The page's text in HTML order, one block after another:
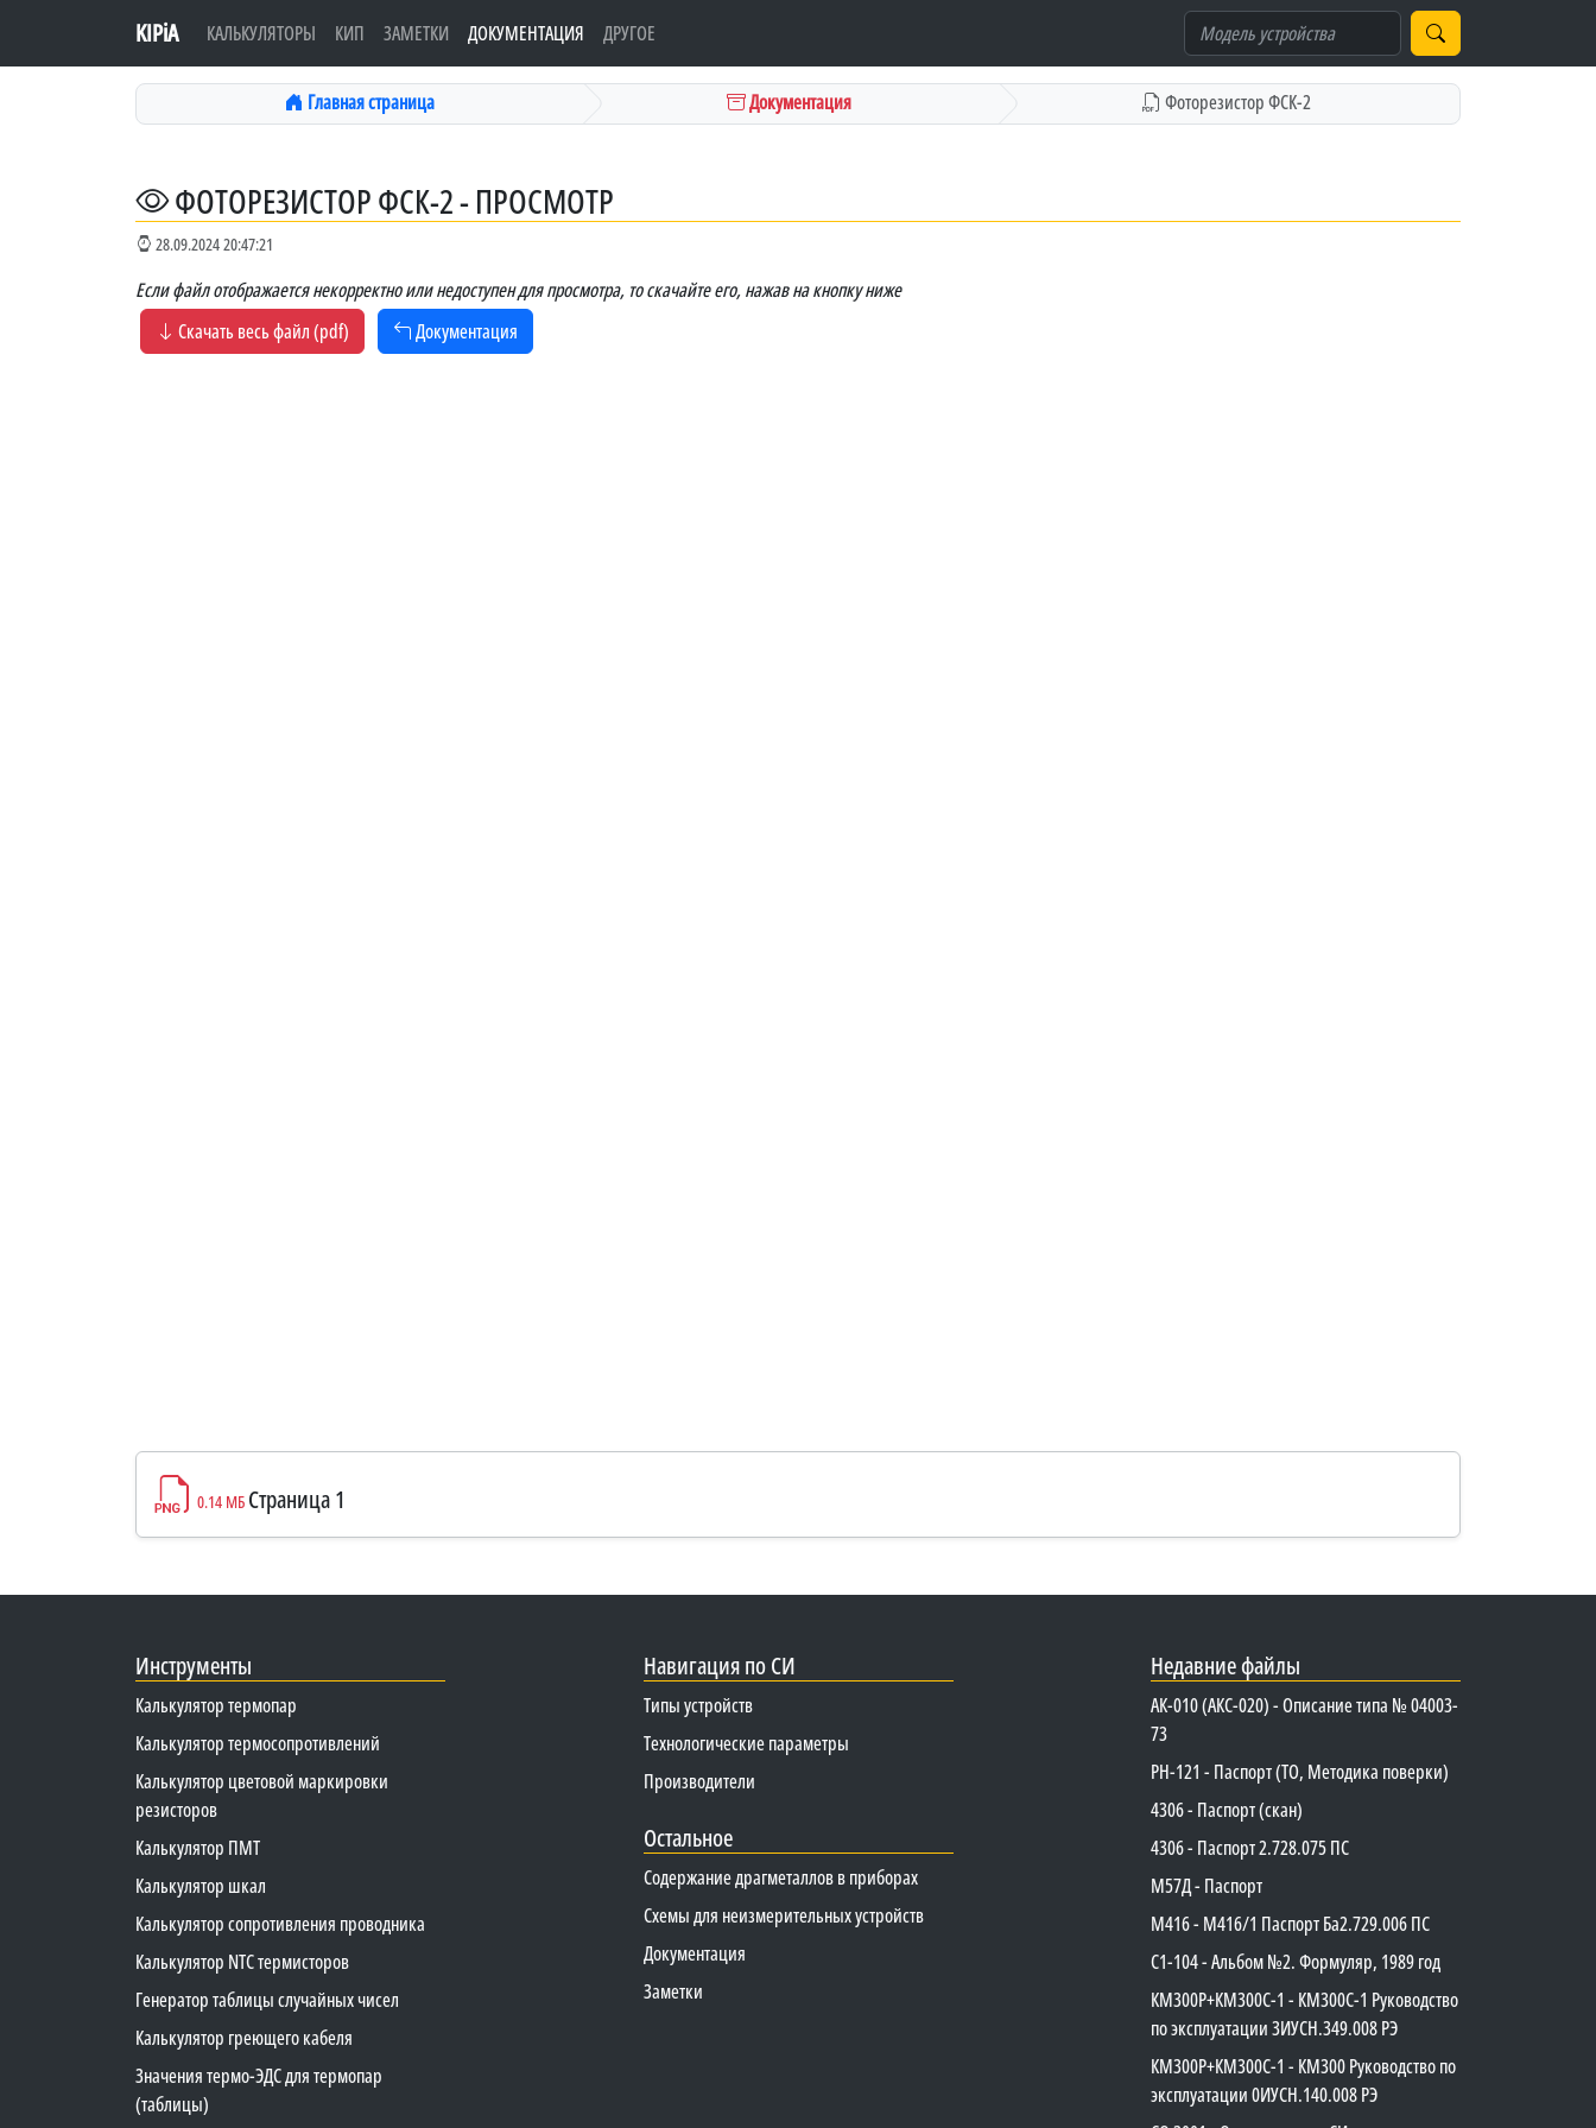
KIPiA КАЛЬКУЛЯТОРЫ КИП ЗАМЕТКИ ДОКУМЕНТАЦИЯ ДРУГОЕ
Главная страница Документация Фоторезистор ФСК-2
ФОТОРЕЗИСТОР ФСК-2 - ПРОСМОТР
28.09.2024 20:47:21
Если файл отображается некорректно или недоступен для просмотра, то скачайте его, нажав на кнопку ниже
Скачать весь файл (pdf)
Документация
0.14 МБ Страница 1
Инструменты
Калькулятор термопар
Калькулятор термосопротивлений
Калькулятор цветовой маркировки
резисторов
Калькулятор ПМТ
Калькулятор шкал
Калькулятор сопротивления проводника
Калькулятор NTC термисторов
Генератор таблицы случайных чисел
Калькулятор греющего кабеля
Значения термо-ЭДС для термопар
(таблицы)
Навигация по СИ
Типы устройств
Технологические параметры
Производители
Остальное
Содержание драгметаллов в приборах
Схемы для неизмерительных устройств
Документация
Заметки
Недавние файлы
АК-010 (АКС-020) - Описание типа № 04003-
73
PH-121 - Паспорт (ТО, Методика поверки)
4306 - Паспорт (скан)
4306 - Паспорт 2.728.075 ПС
М57Д - Паспорт
М416 - М416/1 Паспорт Ба2.729.006 ПС
C1-104 - Альбом №2. Формуляр, 1989 год
КМ300Р+КМ300С-1 - КМ300C-1 Руководство
по эксплуатации 3ИУСН.349.008 РЭ
КМ300Р+КМ300С-1 - КМ300 Руководство по
эксплуатации 0ИУСН.140.008 РЭ